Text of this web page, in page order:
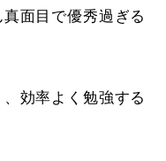
面目で優秀過ぎる
効率よく勉強する